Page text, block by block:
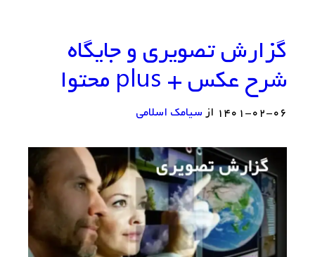
گزارش تصویری و جایگاه
شرح عکس + plus محتوا
۱۴۰۱-۰۲-۰۶ ازسيامك اسلامي